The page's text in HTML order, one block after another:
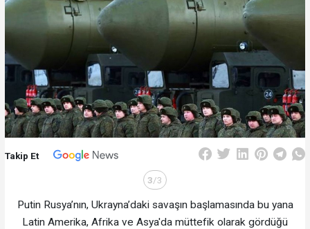
Takip Et
3/3
Putin Rusya’nın, Ukrayna’daki savaşın başlamasında bu yana
Latin Amerika, Afrika ve Asya'da müttefik olarak gördüğü